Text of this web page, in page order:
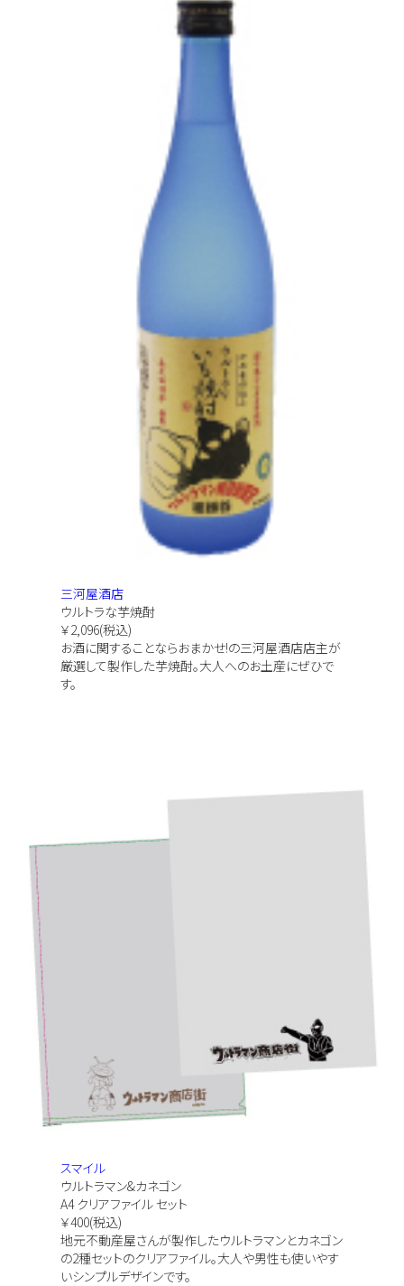
三河屋酒店
ウルトラな芋焼酎
￥2,096(税込)
お酒に関することならおまかせ!の三河屋酒店店主が
厳選して製作した芋焼酎。大人へのお土産にぜひで
す。
スマイル
ウルトラマン&カネゴン
A4 クリアファイル セット
￥400(税込)
地元不動産屋さんが製作したウルトラマンとカネゴン
の2種セットのクリアファイル。大人や男性も使いやす
いシンプルデザインです。